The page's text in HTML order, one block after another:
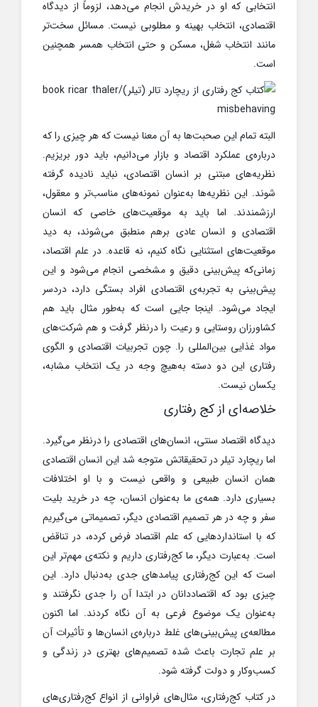
انتخابی که او در خریدش انجام می‌دهد، لزوماً از دیدگاه
اقتصادی، انتخاب بهینه و مطلوبی نیست. مسائل سخت‌تر
مانند انتخاب شغل، مسکن و حتی انتخاب همسر همچنین
است.
البته تمام این صحبت‌ها به آن معنا نیست که هر چیزی را که
درباره‌ی عملکرد اقتصاد و بازار می‌دانیم، باید دور بریزیم.
نظریه‌های مبتنی بر انسان اقتصادی، نباید نادیده گرفته
شوند. این نظریه‌ها به‌عنوان نمونه‌های مناسب‌تر و معقول،
ارزشمندند. اما باید به موقعیت‌های خاصی که انسان
اقتصادی و انسان عادی برهم منطبق می‌شوند، به دید
موقعیت‌های استثنایی نگاه کنیم، نه قاعده. در علم اقتصاد،
زمانی‌که پیش‌بینی دقیق و مشخصی انجام می‌شود و این
پیش‌بینی به تجربه‌ی اقتصادی افراد بستگی دارد، دردسر
ایجاد می‌شود. اینجا جایی است که به‌طور مثال باید هم
کشاورزان روستایی و رعیت را درنظر گرفت و هم شرکت‌های
مواد غذایی بین‌المللی را. چون تجربیات اقتصادی و الگوی
رفتاری این دو دسته به‌هیچ وجه در یک انتخاب مشابه،
یکسان نیست.
خلاصه‌ای از کج رفتاری
دیدگاه اقتصاد سنتی، انسان‌های اقتصادی را درنظر می‌گیرد.
اما ریچارد تیلر در تحقیقاتش متوجه شد این انسان اقتصادی
همان انسان طبیعی و واقعی نیست و با او اختلافات
بسیاری دارد. همه‌ی ما به‌عنوان انسان، چه در خرید بلیت
سفر و چه در هر تصمیم اقتصادی دیگر، تصمیماتی می‌گیریم
که با استانداردهایی که علم اقتصاد فرض کرده، در تناقض
است. به‌عبارت دیگر، ما کج‌رفتاری داریم و نکته‌ی مهم‌تر این
است که این کج‌رفتاری پیامدهای جدی به‌دنبال دارد. این
چیزی بود که اقتصاددانان در ابتدا آن را جدی نگرفتند و
به‌عنوان یک موضوع فرعی به آن نگاه کردند. اما اکنون
مطالعه‌ی پیش‌بینی‌های غلط درباره‌ی انسان‌ها و تأثیرات آن
بر علم تجارت باعث شده تصمیم‌های بهتری در زندگی و
کسب‌وکار و دولت گرفته شود.
در کتاب کج‌رفتاری، مثال‌های فراوانی از انواع کج‌رفتاری‌های